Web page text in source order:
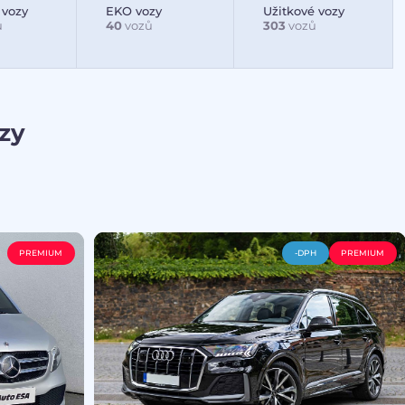
EKO vozy
40vozů
Užitkové vozy
303 vozů
PREMIUM -DPH PREMIUM